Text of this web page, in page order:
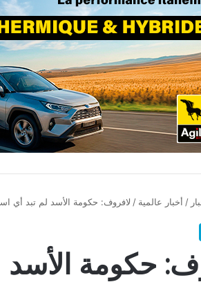
/ أخبار عالمية / لافروف: حكومة الأسد لم تبد أي
حكومة الأسد